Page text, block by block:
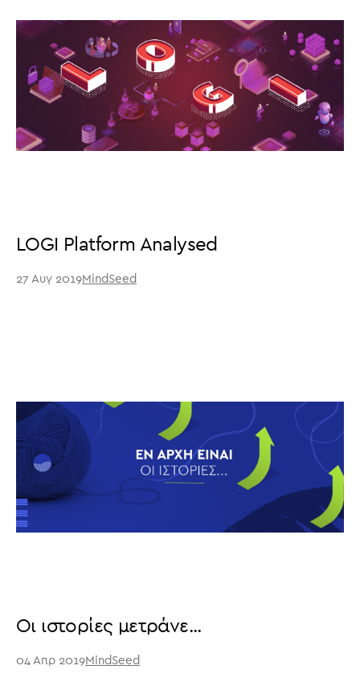
LOGI Platform Analysed
27 Αυγ 2019MindSeed
Οι ιστορίες μετράνε...
04 Απρ 2019MindSeed